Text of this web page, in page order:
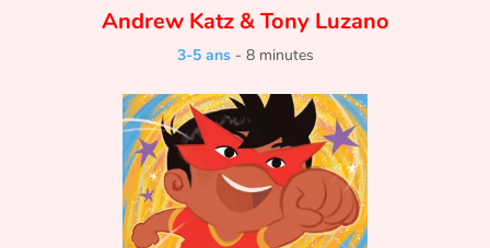
Tester gratuitement
Bibliothèque
Andrew Katz&Tony Luzano
3-5 ans- 8 minutes